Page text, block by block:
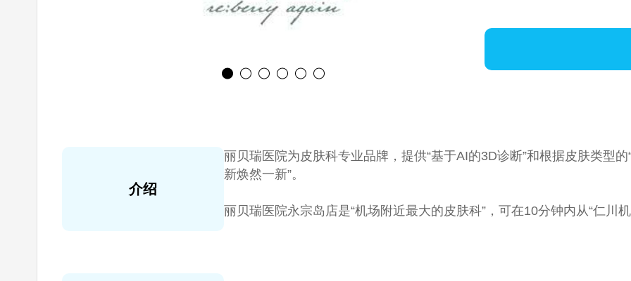
介绍
丽贝瑞医院为皮肤科专业品牌，提供“基于AI的3D诊断”和根据皮肤类型
新焕然一新”。
丽贝瑞医院永宗岛店是“机场附近最大的皮肤科”，可在10分钟内从“仁川